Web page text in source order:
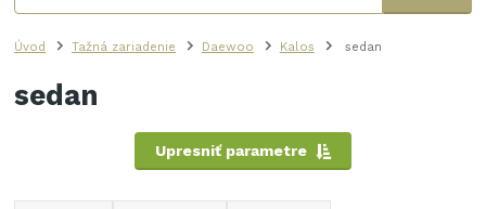
Úvod Tažná zariadenie Daewoo Kalos sedan
sedan
Upresniť parametre